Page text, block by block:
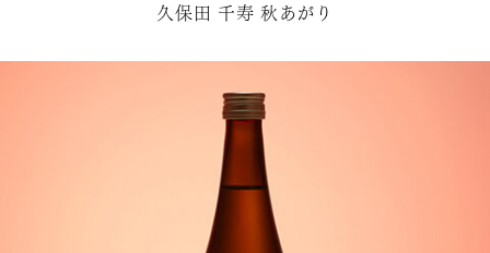
久保田 千寿 秋あがり